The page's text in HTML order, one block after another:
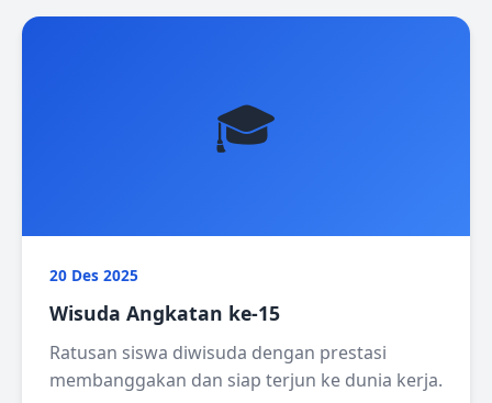
🎓
20 Des 2025
Wisuda Angkatan ke-15
Ratusan siswa diwisuda dengan prestasi
membanggakan dan siap terjun ke dunia kerja.